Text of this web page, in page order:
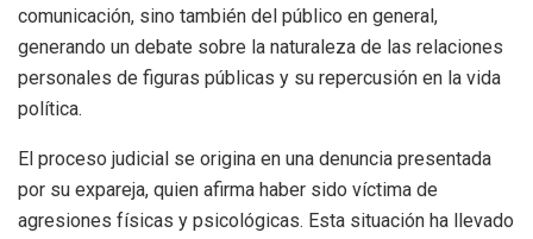
comunicación, sino también del público en general,
generando un debate sobre la naturaleza de las relaciones
personales de figuras públicas y su repercusión en la vida
política.
El proceso judicial se origina en una denuncia presentada
por su expareja, quien afirma haber sido víctima de
agresiones físicas y psicológicas. Esta situación ha llevado